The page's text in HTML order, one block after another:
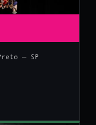
— SP